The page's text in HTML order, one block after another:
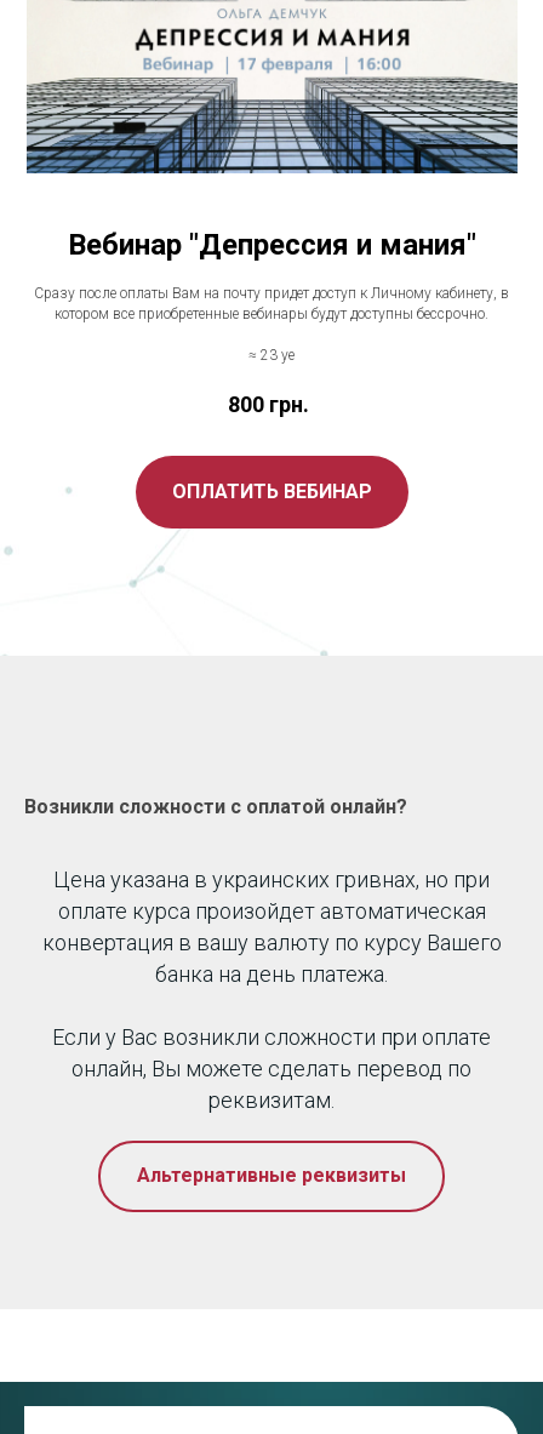
Вебинар "Депрессия и мания"
Сразу после оплаты Вам на почту придет доступ к Личному кабинету, в
котором все приобретенные вебинары будут доступны бессрочно.
≈ 23 уе
800 грн.
ОПЛАТИТЬ ВЕБИНАР
Возникли сложности с оплатой онлайн?
Цена указана в украинских гривнах, но при
оплате курса произойдет автоматическая
конвертация в вашу валюту по курсу Вашего
банка на день платежа.
Если у Вас возникли сложности при оплате
онлайн, Вы можете сделать перевод по
реквизитам.
Альтернативные реквизиты